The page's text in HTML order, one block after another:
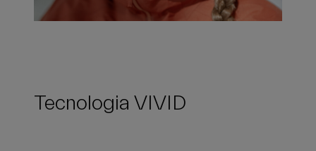
Tecnologia VIVID